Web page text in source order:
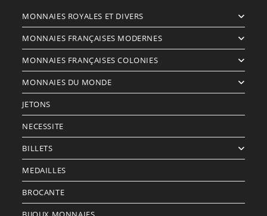
nouvel
MONNAIES ROYALES ET DIVERS
MONNAIES FRANÇAISES MODERNES
MONNAIES FRANÇAISES COLONIES
MONNAIES DU MONDE
JETONS
NECESSITE
BILLETS
MEDAILLES
BROCANTE